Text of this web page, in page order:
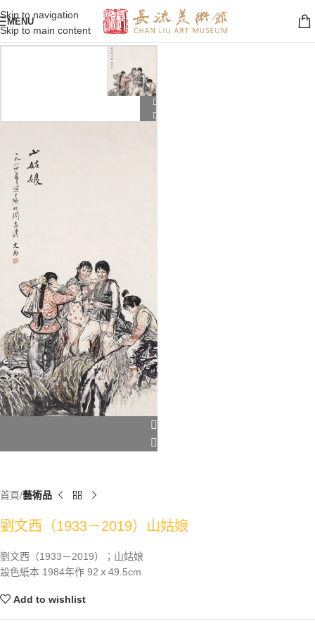
Skip to navigation
Skip to main content
MENU
首頁 藝術品
劉文西（1933－2019）山姑娘
劉文西（1933－2019）；山姑娘
設色紙本 1984年作 92ｘ49.5cm
Add to wishlist